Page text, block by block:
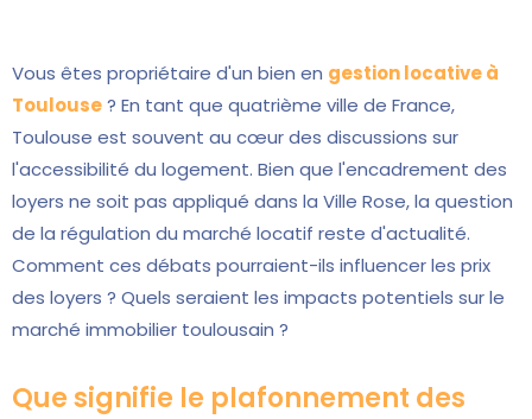
Vous êtes propriétaire d'un bien en gestion locative à
Toulouse? En tant que quatrième ville de France,
Toulouse est souvent au cœur des discussions sur
l'accessibilité du logement. Bien que l'encadrement des
loyers ne soit pas appliqué dans la Ville Rose, la question
de la régulation du marché locatif reste d'actualité.
Comment ces débats pourraient-ils influencer les prix
des loyers ? Quels seraient les impacts potentiels sur le
marché immobilier toulousain ?
Que signifie le plafonnement des